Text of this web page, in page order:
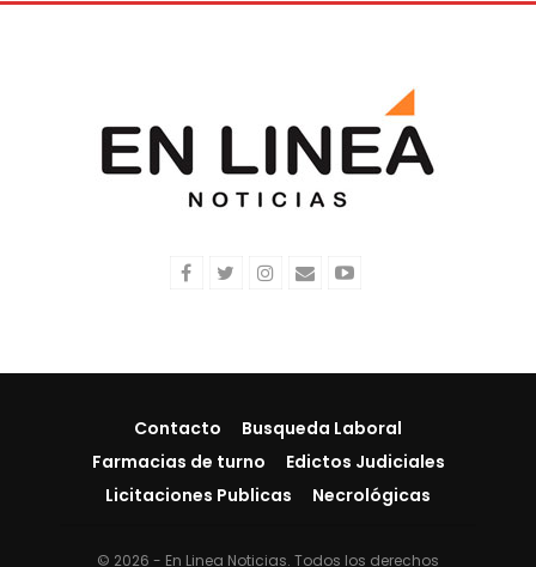
Contacto
Busqueda Laboral
Farmacias de turno
Edictos Judiciales
Licitaciones Publicas
Necrológicas
© 2026 - En Linea Noticias. Todos los derechos